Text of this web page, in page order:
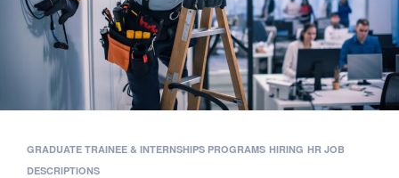
GRADUATE TRAINEE & INTERNSHIPS PROGRAMS HIRING HR JOB
DESCRIPTIONS